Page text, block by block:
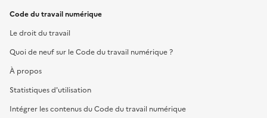
Code du travail numérique
Le droit du travail
Quoi de neuf sur le Code du travail numérique ?
À propos
Statistiques d'utilisation
Intégrer les contenus du Code du travail numérique